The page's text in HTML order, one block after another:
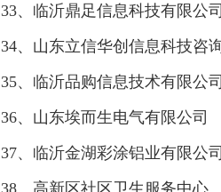
33、临沂鼎足信息科技有限公司
34、山东立信华创信息科技咨
35、临沂品购信息技术有限公司
36、山东埃而生电气有限公司
37、临沂金湖彩涂铝业有限公司
38、高新区社区卫生服务中心